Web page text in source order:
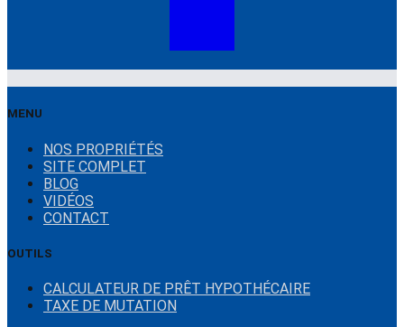
MENU
NOS PROPRIÉTÉS
SITE COMPLET
BLOG
VIDÉOS
CONTACT
OUTILS
CALCULATEUR DE PRÊT HYPOTHÉCAIRE
TAXE DE MUTATION